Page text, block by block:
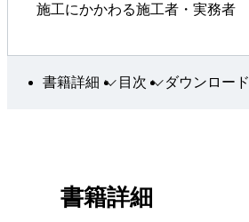
施工にかかわる施工者・実務者
書籍詳細 目次 ダウンロード
書籍詳細